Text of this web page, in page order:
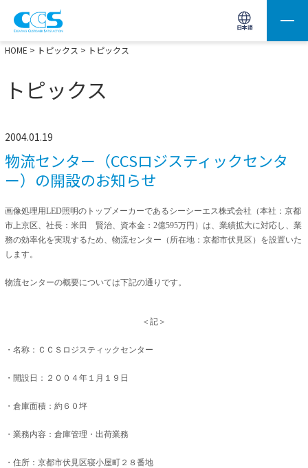
日本語
画像処理用の製品検索 サイト内検索(Enterで実行)
HOME > トピックス > トピックス
トピックス
2004.01.19
物流センター（CCSロジスティックセンタ
ー）の開設のお知らせ
画像処理用LED照明のトップメーカーであるシーシーエス株式会社（本社：京都
市上京区、社長：米田 賢治、資本金：2億595万円）は、業績拡大に対応し、業
務の効率化を実現するため、物流センター（所在地：京都市伏見区）を設置いた
します。
物流センターの概要については下記の通りです。
＜記＞
・ 名称：ＣＣＳロジスティックセンター
・開設日：２００４年１月１９日
・倉庫面積：約６０坪
・業務内容：倉庫管理・出荷業務
・住所：京都市伏見区寝小屋町２８番地